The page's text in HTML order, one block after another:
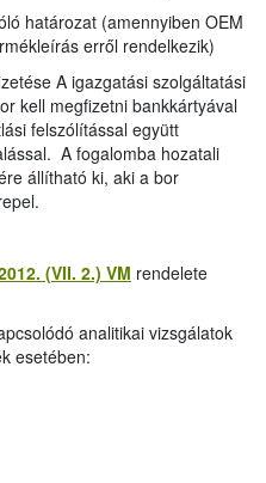
határozat (amennyiben OEM
erről rendelkezik)
A igazgatási szolgáltatási
kell megfizetni bankkártyával
felszólítással együtt
A fogalomba hozatali
állítható ki, aki a bor
(VII. 2.) VM rendelete
analitikai vizsgálatok
esetében: